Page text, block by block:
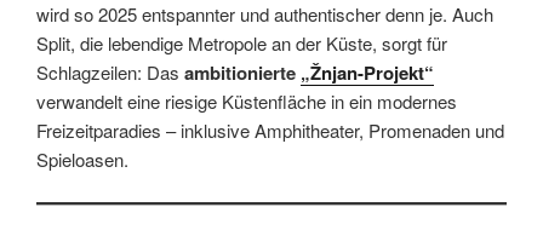
wird so 2025 entspannter und authentischer denn je. Auch
Split, die lebendige Metropole an der Küste, sorgt für
Schlagzeilen: Das ambitionierte „Žnjan-Projekt“
verwandelt eine riesige Küstenfläche in ein modernes
Freizeitparadies – inklusive Amphitheater, Promenaden und
Spieloasen.